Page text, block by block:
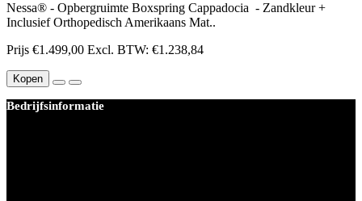
Nessa® - Opbergruimte Boxspring Cappadocia - Zandkleur +
Inclusief Orthopedisch Amerikaans Mat..
Prijs €1.499,00 Excl. BTW: €1.238,84
Kopen
Bedrijfsinformatie